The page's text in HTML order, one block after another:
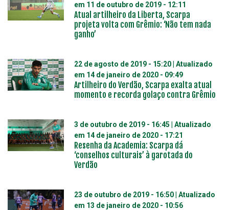
em 11 de outubro de 2019 - 12:11
Atual artilheiro da Liberta, Scarpa
projeta volta com Grêmio: ‘Não tem nada
ganho’
22 de agosto de 2019 - 15:20 | Atualizado
em 14 de janeiro de 2020 - 09:49
Artilheiro do Verdão, Scarpa exalta atual
momento e recorda golaço contra Grêmio
3 de outubro de 2019 - 16:45 | Atualizado
em 14 de janeiro de 2020 - 17:21
Resenha da Academia: Scarpa dá
‘conselhos culturais’ à garotada do
Verdão
23 de outubro de 2019 - 16:50 | Atualizado
em 13 de janeiro de 2020 - 10:56